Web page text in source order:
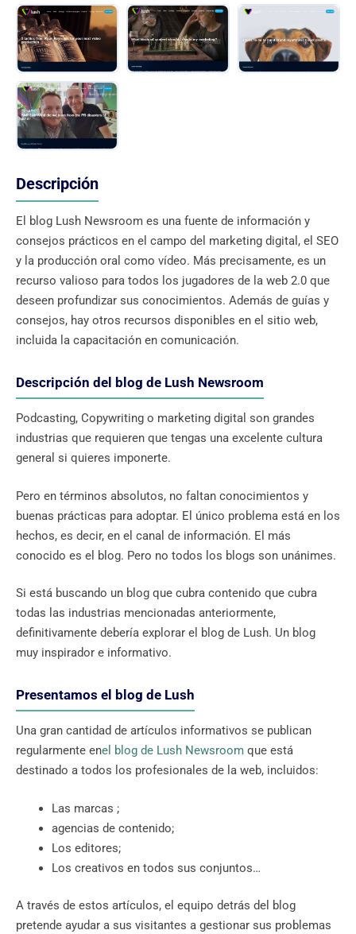
Descripción
El blog Lush Newsroom es una fuente de información y
consejos prácticos en el campo del marketing digital, el SEO
y la producción oral como vídeo. Más precisamente, es un
recurso valioso para todos los jugadores de la web 2.0 que
deseen profundizar sus conocimientos. Además de guías y
consejos, hay otros recursos disponibles en el sitio web,
incluida la capacitación en comunicación.
Descripción del blog de Lush Newsroom
Podcasting, Copywriting o marketing digital son grandes
industrias que requieren que tengas una excelente cultura
general si quieres imponerte.
Pero en términos absolutos, no faltan conocimientos y
buenas prácticas para adoptar. El único problema está en los
hechos, es decir, en el canal de información. El más
conocido es el blog. Pero no todos los blogs son unánimes.
Si está buscando un blog que cubra contenido que cubra
todas las industrias mencionadas anteriormente,
definitivamente debería explorar el blog de Lush. Un blog
muy inspirador e informativo.
Presentamos el blog de Lush
Una gran cantidad de artículos informativos se publican
regularmente enel blog de Lush Newsroom que está
destinado a todos los profesionales de la web, incluidos:
Las marcas ;
agencias de contenido;
Los editores;
Los creativos en todos sus conjuntos…
A través de estos artículos, el equipo detrás del blog
pretende ayudar a sus visitantes a gestionar sus problemas